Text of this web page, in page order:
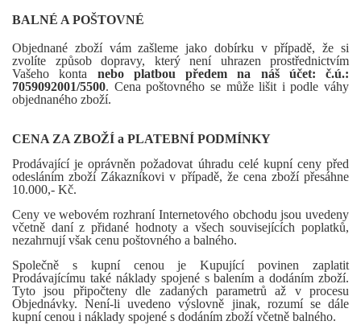
BALNÉ A POŠTOVNÉ
Objednané zboží vám zašleme jako dobírku v případě, že si
zvolíte způsob dopravy, který není uhrazen prostřednictvím
Vašeho konta nebo platbou předem na náš účet: č.ú.:
7059092001/5500. Cena poštovného se může lišit i podle váhy
objednaného zboží.
CENA ZA ZBOŽÍ a PLATEBNÍ PODMÍNKY
Prodávající je oprávněn požadovat úhradu celé kupní ceny před
odesláním zboží Zákazníkovi v případě, že cena zboží přesáhne
10.000,- Kč.
Ceny ve webovém rozhraní Internetového obchodu jsou uvedeny
včetně daní z přidané hodnoty a všech souvisejících poplatků,
nezahrnují však cenu poštovného a balného.
Společně s kupní cenou je Kupující povinen zaplatit
Prodávajícímu také náklady spojené s balením a dodáním zboží.
Tyto jsou připočteny dle zadaných parametrů až v procesu
Objednávky. Není-li uvedeno výslovně jinak, rozumí se dále
kupní cenou i náklady spojené s dodáním zboží včetně balného.